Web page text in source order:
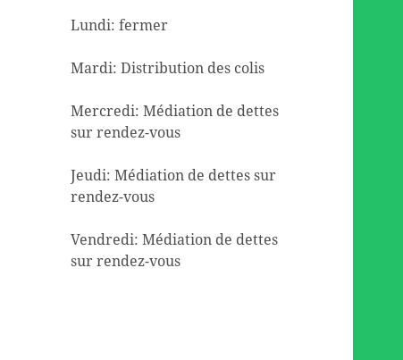
Lundi: fermer
Mardi: Distribution des colis
Mercredi: Médiation de dettes
sur rendez-vous
Jeudi: Médiation de dettes sur
rendez-vous
Vendredi: Médiation de dettes
sur rendez-vous